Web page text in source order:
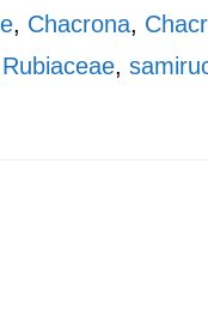
, Chacrona,
Rubiaceae,